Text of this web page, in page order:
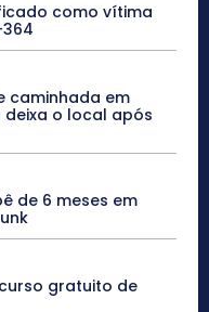
como vítima
caminhada em
o local após
de 6 meses em
gratuito de